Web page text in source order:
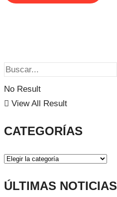
No Result
View All Result
CATEGORÍAS
ÚLTIMAS NOTICIAS